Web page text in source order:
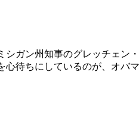
ガン州知事のグレッチェン
待ちにしているのが、オバ